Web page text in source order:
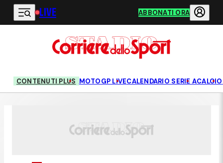
Vai al contenuto principale
LIVE ABBONATI ORA
CONTENUTI PLUS MOTOGP LIVECALENDARIO SERIE ACALCIO